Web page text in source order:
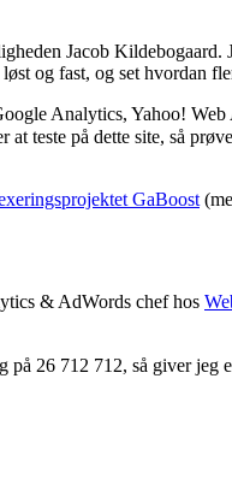
Jacob
og fast, og set hvordan
Analytics, Yahoo!
at teste på dette site, så
GaBoost
& AdWords chef hos
på 26 712 712, så giver jeg